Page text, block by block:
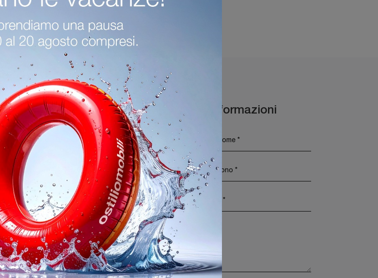
Negozio Di Specchi A Mantova Negozio Di Specchi A Cremona
Complementi Cantori Mantova Complementi Cantori Cremona
Richiedi Maggiori Informazioni